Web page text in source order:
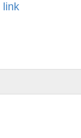
link